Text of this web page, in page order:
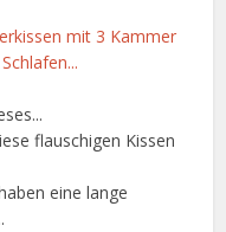
mit 3 Kammer
flauschigen Kissen
eine lange